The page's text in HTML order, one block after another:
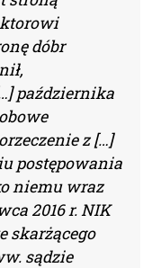
wypełnisz
e-mail
–
Dopiero
się
dóbr
października
z […]
postępowania
niemu wraz
2016 r. NIK
skarżącego
sądzie